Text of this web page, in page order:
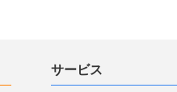
サービス